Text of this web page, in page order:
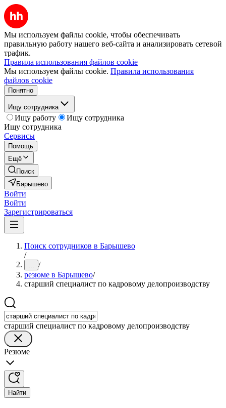
Мы используем файлы cookie, чтобы обеспечивать
правильную работу нашего веб-сайта и анализировать сетевой
трафик.
Правила использования файлов cookie
Мы используем файлы cookie. Правила использования
файлов cookie
Понятно
Ищу сотрудника
Ищу работу
Ищу сотрудника
Ищу сотрудника
Сервисы
Помощь
Ещё
Поиск
Барышево
Войти
Войти
Зарегистрироваться
Поиск сотрудников в Барышево
/
... /
резюме в Барышево/
старший специалист по кадровому делопроизводству
старший специалист по кадровому делопроизводству
Резюме
Найти